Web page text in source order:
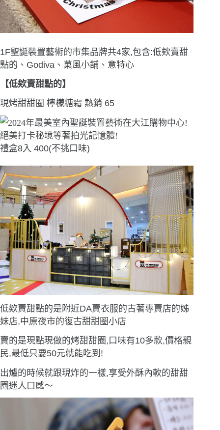
1F聖誕裝置藝術的市集品牌共4家,包含:低欸賣甜
點的、Godiva、菓風小舖、意特心
【低欸賣甜點的】
現烤甜甜圈 檸檬糖霜 熱銷 65
禮盒8入 400(不挑口味)
低欸賣甜點的是附近DA賣衣服的古著專賣店的姊
妹店,中原夜市的復古甜甜圈小店
賣的是現點現做的烤甜甜圈,口味有10多款,價格親
民,最低只要50元就能吃到!
出爐的時候就跟現炸的一樣,享受外酥內軟的甜甜
圈迷人口感〜